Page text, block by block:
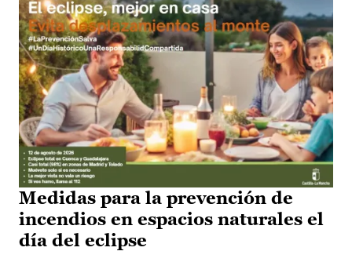
Medidas para la prevención de
incendios en espacios naturales el
día del eclipse